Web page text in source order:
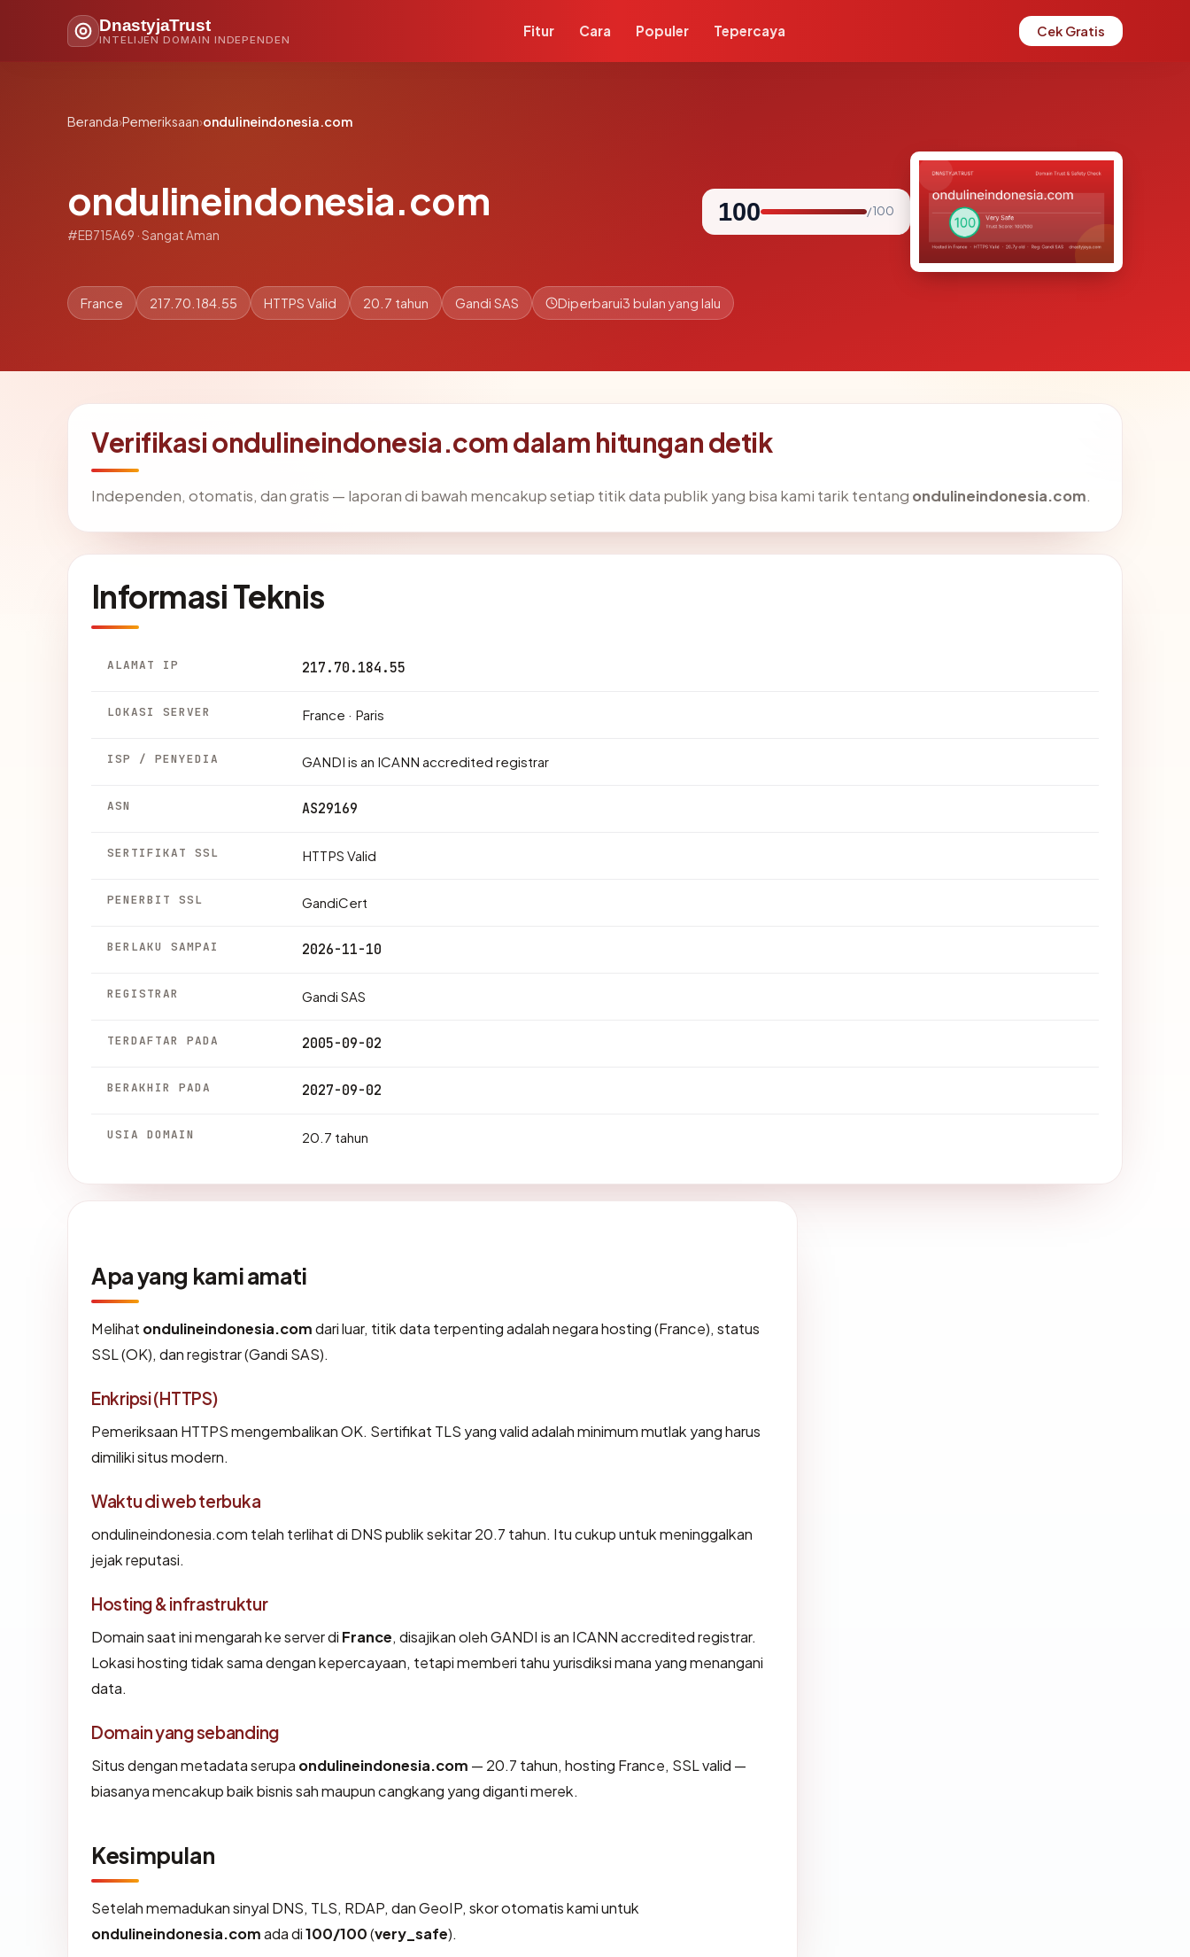
DnastyjaTrust
INTELIJEN DOMAIN INDEPENDEN
Fitur Cara Populer Tepercaya Cek Gratis
Beranda›Pemeriksaan›ondulineindonesia.com
ondulineindonesia.com
#EB715A69 · Sangat Aman
100 / 100
France 217.70.184.55 HTTPS Valid 20.7 tahun Gandi SAS Diperbarui3 bulan yang lalu
Verifikasi ondulineindonesia.com dalam hitungan detik
Independen, otomatis, dan gratis — laporan di bawah mencakup setiap titik data publik yang bisa kami tarik tentang ondulineindonesia.com.
Informasi Teknis
ALAMAT IP 217.70.184.55
LOKASI SERVER France · Paris
ISP / PENYEDIA GANDI is an ICANN accredited registrar
ASN AS29169
SERTIFIKAT SSL HTTPS Valid
PENERBIT SSL GandiCert
BERLAKU SAMPAI 2026-11-10
REGISTRAR Gandi SAS
TERDAFTAR PADA 2005-09-02
BERAKHIR PADA 2027-09-02
USIA DOMAIN 20.7 tahun
Apa yang kami amati
Melihat ondulineindonesia.comdari luar, titik data terpenting adalah negara hosting (France), status
SSL (OK), dan registrar (Gandi SAS).
Enkripsi (HTTPS)
Pemeriksaan HTTPS mengembalikan OK. Sertifikat TLS yang valid adalah minimum mutlak yang harus
dimiliki situs modern.
Waktu di web terbuka
ondulineindonesia.com telah terlihat di DNS publik sekitar 20.7 tahun. Itu cukup untuk meninggalkan
jejak reputasi.
Hosting & infrastruktur
Domain saat ini mengarah ke server di France, disajikan oleh GANDI is an ICANN accredited registrar.
Lokasi hosting tidak sama dengan kepercayaan, tetapi memberi tahu yurisdiksi mana yang menangani
data.
Domain yang sebanding
Situs dengan metadata serupa ondulineindonesia.com — 20.7 tahun, hosting France, SSL valid —
biasanya mencakup baik bisnis sah maupun cangkang yang diganti merek.
Kesimpulan
Setelah memadukan sinyal DNS, TLS, RDAP, dan GeoIP, skor otomatis kami untuk
ondulineindonesia.comada di100/100(very_safe).